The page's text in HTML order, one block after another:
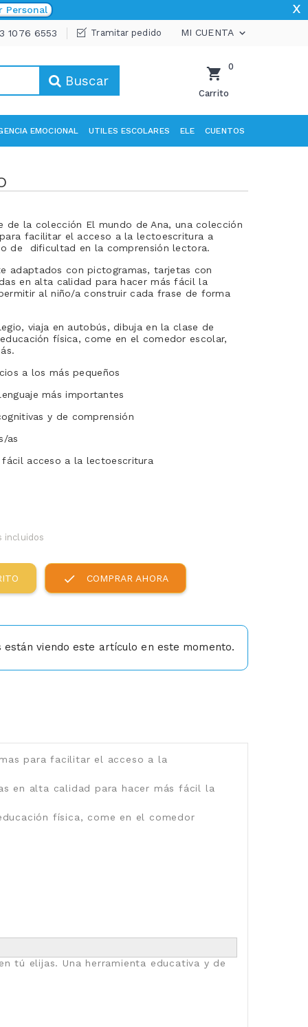
Personal x
1076 6553 Tramitar pedido MI CUENTA 
0
Carrito
Buscar
EMOCIONAL UTILES ESCOLARES ELE CUENTOS
de la colección El mundo de Ana, una colección
facilitar el acceso a la lectoescritura a
de dificultad en la comprensión lectora.
adaptados con pictogramas, tarjetas con
en alta calidad para hacer más fácil la
al niño/a construir cada frase de forma
viaja en autobús, dibuja en la clase de
física, come en el comedor escolar,
a los más pequeños
más importantes
y de comprensión
as
acceso a la lectoescritura
incluidos
check COMPRAR AHORA
viendo este artículo en este momento.
para facilitar el acceso a la
en alta calidad para hacer más fácil la
física, come en el comedor
tú elijas. Una herramienta educativa y de